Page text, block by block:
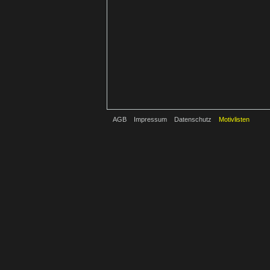
AGB Impressum Datenschutz Motivlisten